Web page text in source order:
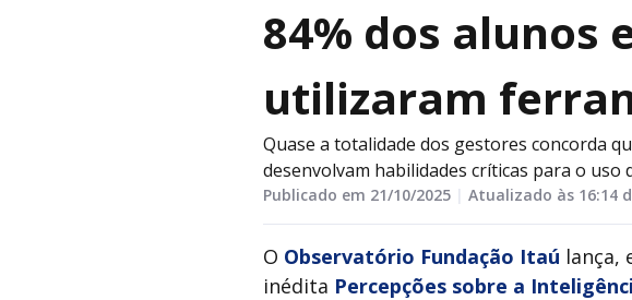
84% dos alunos
utilizaram
Quase a totalidade dos gestores concorda
desenvolvam habilidades críticas para o uso
Publicado em 21/10/2025 | Atualizado às 16:14
O Observatório Fundação Itaú lança,
inédita Percepções sobre a